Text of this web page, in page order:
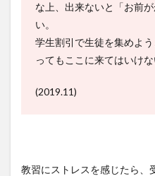
な上、出来ないと「お前
い。
学生割引で生徒を集めよ
ってもここに来てはいけな
(2019.11)
教習にストレスを感じたら、